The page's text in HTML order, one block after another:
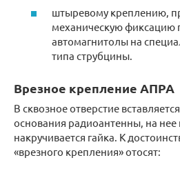
штыревому креплению,
механическую фиксацию
автомагнитолы на
типа струбцины.
Врезное крепление АПРА
В сквозное отверстие
основания радиоантенны, на нее
накручивается гайка. К
«врезного крепления» отосят: